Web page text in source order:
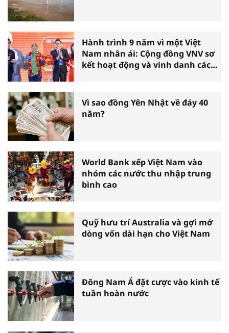
Hành trình 9 năm vì một Việt
Nam nhân ái: Cộng đồng VNV sơ
kết hoạt động và vinh danh các
Vì sao đồng Yên Nhật về đáy 40
năm?
World Bank xếp Việt Nam vào
nhóm các nước thu nhập trung
bình cao
Quỹ hưu trí Australia và gợi mở
dòng vốn dài hạn cho Việt Nam
Đông Nam Á đặt cược vào kinh tế
tuần hoàn nước